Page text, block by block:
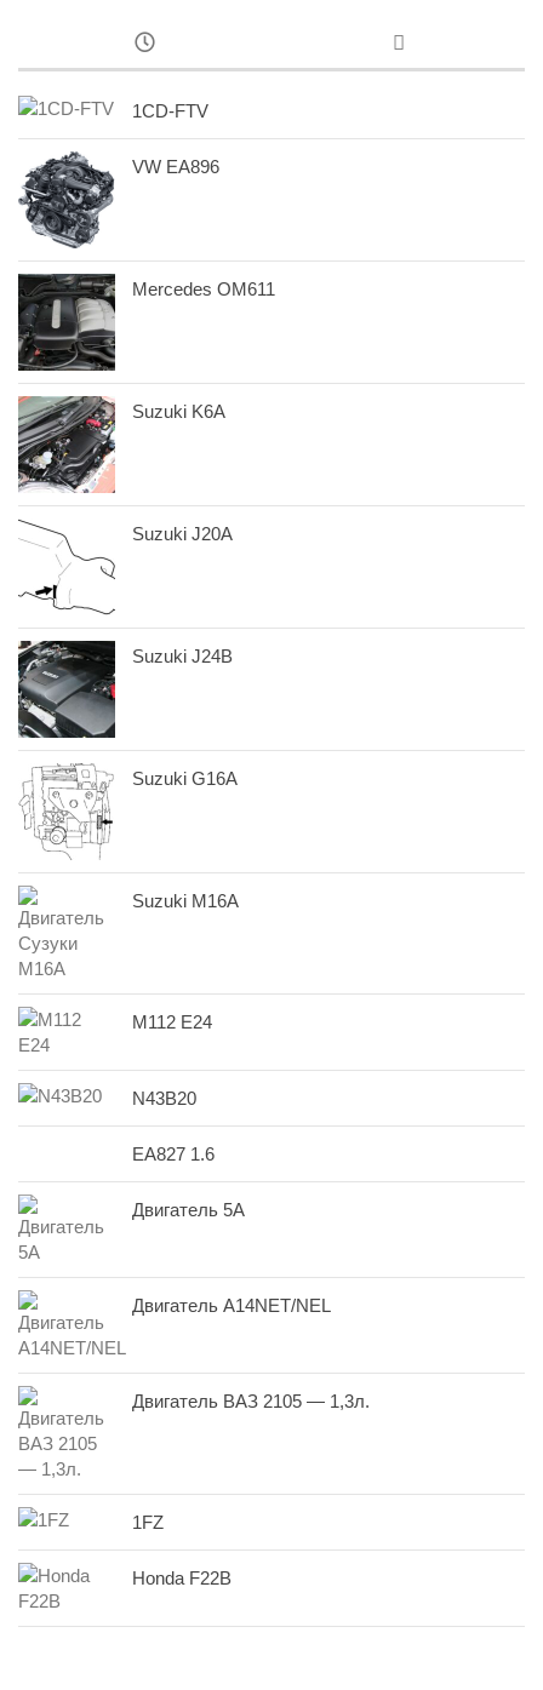
1CD-FTV
VW EA896
Mercedes OM611
Suzuki K6A
Suzuki J20A
Suzuki J24B
Suzuki G16A
Suzuki M16A
M112 E24
N43B20
EA827 1.6
Двигатель 5A
Двигатель A14NET/NEL
Двигатель ВАЗ 2105 — 1,3л.
1FZ
Honda F22B